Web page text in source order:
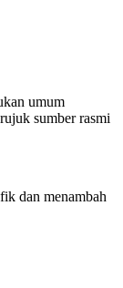
umum
sumber rasmi
dan menambah